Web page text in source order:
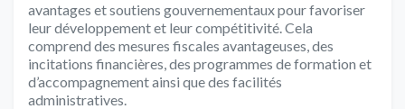
avantages et soutiens gouvernementaux pour favoriser
leur développement et leur compétitivité. Cela
comprend des mesures fiscales avantageuses, des
incitations financières, des programmes de formation et
d’accompagnement ainsi que des facilités
administratives.